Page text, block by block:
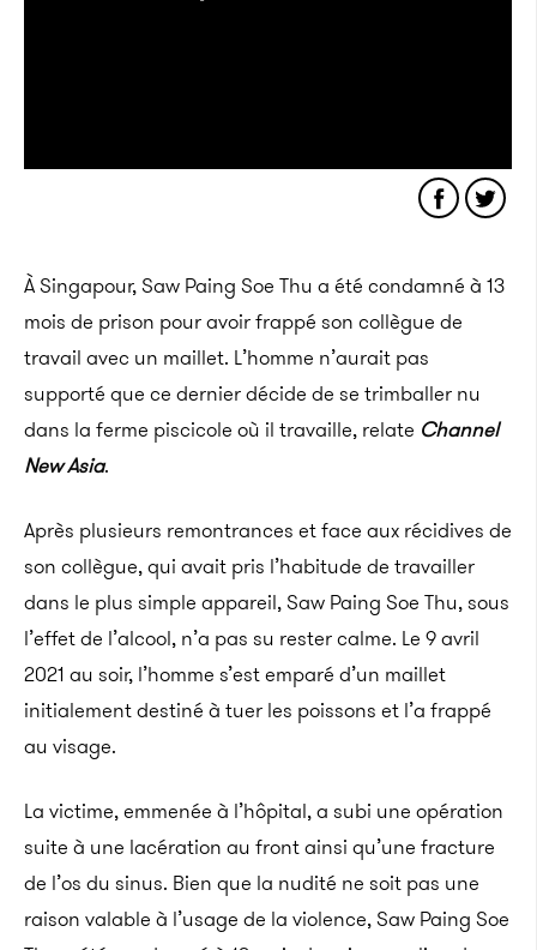
À Singapour, Saw Paing Soe Thu a été condamné à 13
mois de prison pour avoir frappé son collègue de
travail avec un maillet. L’homme n’aurait pas
supporté que ce dernier décide de se trimballer nu
dans la ferme piscicole où il travaille, relate Channel
New Asia.
Après plusieurs remontrances et face aux récidives de
son collègue, qui avait pris l’habitude de travailler
dans le plus simple appareil, Saw Paing Soe Thu, sous
l’effet de l’alcool, n’a pas su rester calme. Le 9 avril
2021 au soir, l’homme s’est emparé d’un maillet
initialement destiné à tuer les poissons et l’a frappé
au visage.
La victime, emmenée à l’hôpital, a subi une opération
suite à une lacération au front ainsi qu’une fracture
de l’os du sinus. Bien que la nudité ne soit pas une
raison valable à l’usage de la violence, Saw Paing Soe